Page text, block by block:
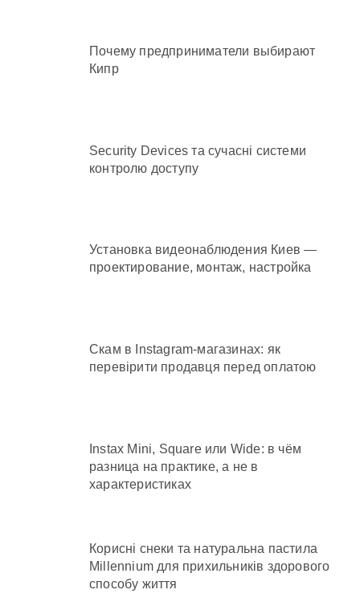
Почему предприниматели выбирают
Кипр
Security Devices та сучасні системи
контролю доступу
Установка видеонаблюдения Киев —
проектирование, монтаж, настройка
Скам в Instagram-магазинах: як
перевірити продавця перед оплатою
Instax Mini, Square или Wide: в чём
разница на практике, а не в
характеристиках
Корисні снеки та натуральна пастила
Millennium для прихильників здорового
способу життя